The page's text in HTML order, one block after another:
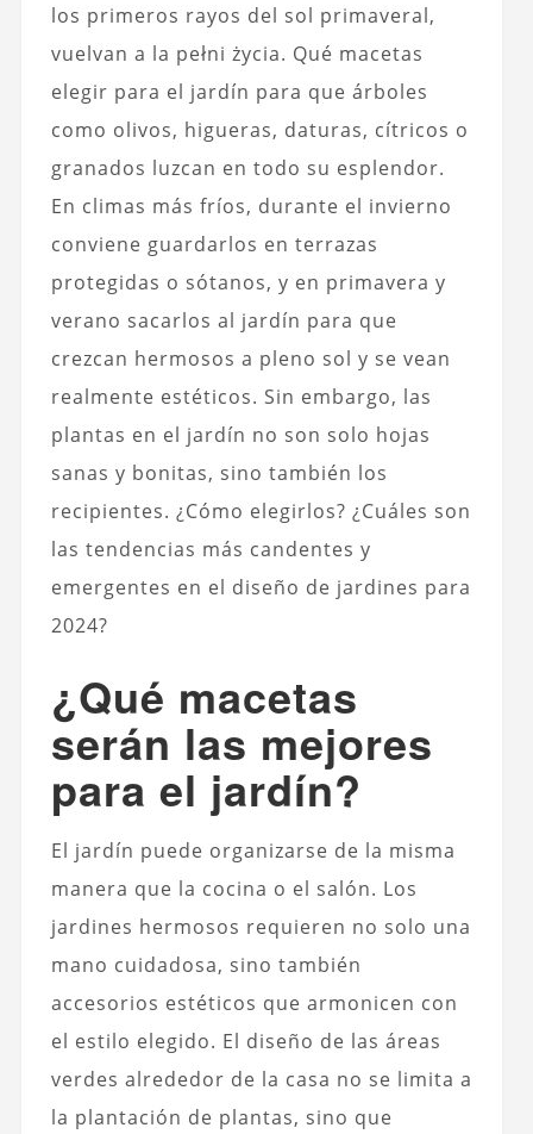
los primeros rayos del sol primaveral,
vuelvan a la pełni życia. Qué macetas
elegir para el jardín para que árboles
como olivos, higueras, daturas, cítricos o
granados luzcan en todo su esplendor.
En climas más fríos, durante el invierno
conviene guardarlos en terrazas
protegidas o sótanos, y en primavera y
verano sacarlos al jardín para que
crezcan hermosos a pleno sol y se vean
realmente estéticos. Sin embargo, las
plantas en el jardín no son solo hojas
sanas y bonitas, sino también los
recipientes. ¿Cómo elegirlos? ¿Cuáles son
las tendencias más candentes y
emergentes en el diseño de jardines para
2024?
¿Qué macetas
serán las mejores
para el jardín?
El jardín puede organizarse de la misma
manera que la cocina o el salón. Los
jardines hermosos requieren no solo una
mano cuidadosa, sino también
accesorios estéticos que armonicen con
el estilo elegido. El diseño de las áreas
verdes alrededor de la casa no se limita a
la plantación de plantas, sino que